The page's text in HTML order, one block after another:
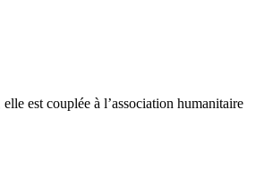
est couplée à l’association humanitaire